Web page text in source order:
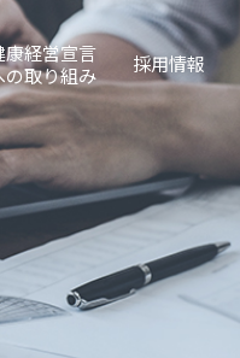
康経営宣言
の取り組み
採用情報